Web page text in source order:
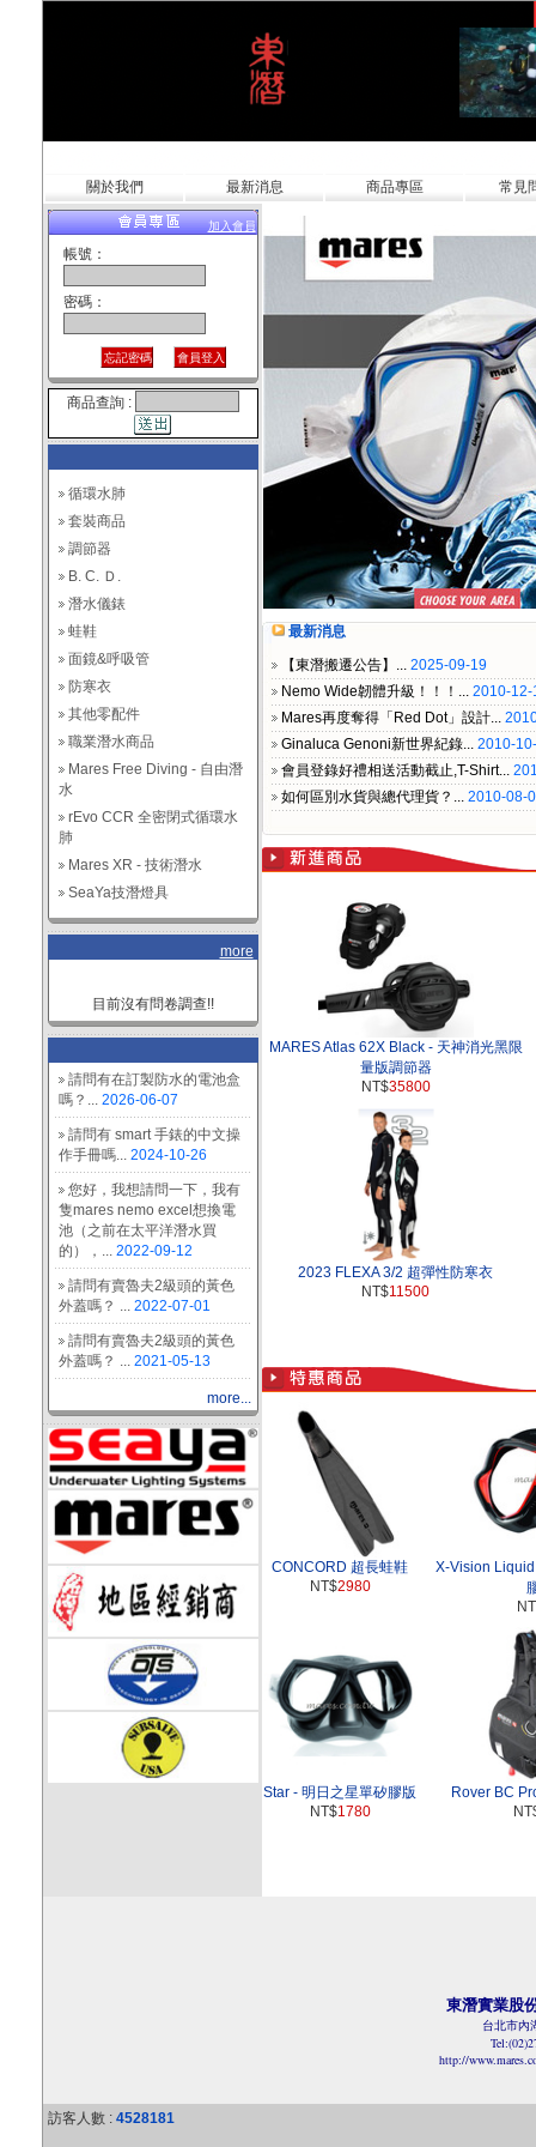
關於我們 最新消息 商品專區 常見
加入會員
帳號：
密碼：
商品查詢 :
循環水肺
套裝商品
調節器
B. C. Ｄ.
潛水儀錶
蛙鞋
面鏡&呼吸管
防寒衣
其他零配件
職業潛水商品
Mares Free Diving - 自由潛
水
rEvo CCR 全密閉式循環水
肺
Mares XR - 技術潛水
SeaYa技潛燈具
more
目前沒有問卷調查!!
請問有在訂製防水的電池盒
嗎？...2026-06-07
請問有 smart 手錶的中文操
作手冊嗎...2024-10-26
您好，我想請問一下，我有
隻mares nemo excel想換電
池（之前在太平洋潛水買
的），...2022-09-12
請問有賣魯夫2級頭的黃色
外蓋嗎？ ...2022-07-01
請問有賣魯夫2級頭的黃色
外蓋嗎？ ...2021-05-13
more...
最新消息
【東潛搬遷公告】... 2025-09-19
Nemo Wide韌體升級！！！... 2010-12-
Mares再度奪得「Red Dot」設計...
Ginaluca Genoni新世界紀錄... 2010-
會員登錄好禮相送活動截止,T-Shirt...
如何區別水貨與總代理貨？... 2010-08-
MARES‭ ‬Atlas 62X Black - 天神消光黑限
量版調節器
NT$35800
2023 FLEXA 3/2 超彈性防寒衣
NT$11500
CONCORD 超長蛙鞋
NT$2980
X-Vision
Star - 明日之星單矽膠版
NT$1780
Rover BC
東潛實業股
台北市內
http://
訪客人數 : 4528181